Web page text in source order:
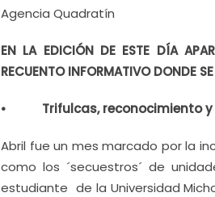
Agencia Quadratín
EN LA EDICIÓN DE ESTE DÍA
RECUENTO INFORMATIVO DONDE
• Trifulcas, reconocimiento y
Abril fue un mes marcado por la
como los ´secuestros´ de
estudiante de la Universidad